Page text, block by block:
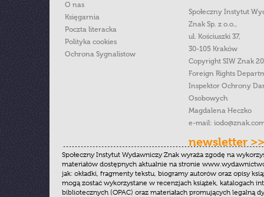
O nas
Księgarnia
Poczta literacka
Polityka cookies
Ochrona Sygnalistow
Społeczny Instytut
Znak Sp. z o.o.,
ul. Kościuszki 37,
30-105 Kraków
Copyright SIW Znak
Foreign Rights
Inspektor Ochrony
Osobowych
Magdalena Heczko
e-mail:
newsletter >>
Społeczny Instytut Wydawniczy Znak wyraża zgodę na
materiałów dostępnych aktualnie na stronie
jak: okładki, fragmenty tekstu, biogramy autorów oraz opisy
mogą zostać wykorzystane w recenzjach książek, katalogach
bibliotecznych (OPAC) oraz materiałach promujących legalną